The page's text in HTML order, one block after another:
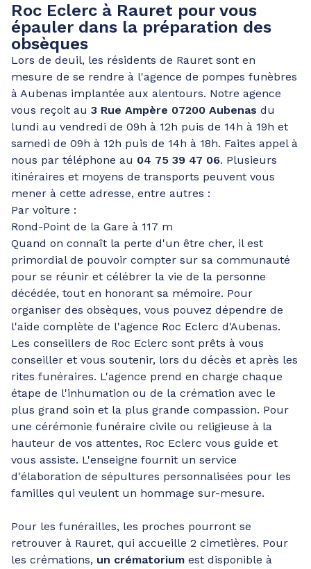
Roc Eclerc à Rauret pour vous
épauler dans la préparation des
obsèques
Lors de deuil, les résidents de Rauret sont en
mesure de se rendre à l'agence de pompes funèbres
à Aubenas implantée aux alentours. Notre agence
vous reçoit au 3 Rue Ampère 07200 Aubenas du
lundi au vendredi de 09h à 12h puis de 14h à 19h et
samedi de 09h à 12h puis de 14h à 18h. Faites appel à
nous par téléphone au 04 75 39 47 06. Plusieurs
itinéraires et moyens de transports peuvent vous
mener à cette adresse, entre autres :
Par voiture :
Rond-Point de la Gare à 117 m
Quand on connaît la perte d'un être cher, il est
primordial de pouvoir compter sur sa communauté
pour se réunir et célébrer la vie de la personne
décédée, tout en honorant sa mémoire. Pour
organiser des obsèques, vous pouvez dépendre de
l'aide complète de l'agence Roc Eclerc d'Aubenas.
Les conseillers de Roc Eclerc sont prêts à vous
conseiller et vous soutenir, lors du décès et après les
rites funéraires. L'agence prend en charge chaque
étape de l'inhumation ou de la crémation avec le
plus grand soin et la plus grande compassion. Pour
une cérémonie funéraire civile ou religieuse à la
hauteur de vos attentes, Roc Eclerc vous guide et
vous assiste. L'enseigne fournit un service
d'élaboration de sépultures personnalisées pour les
familles qui veulent un hommage sur-mesure.
Pour les funérailles, les proches pourront se
retrouver à Rauret, qui accueille 2 cimetières. Pour
les crémations, un crématorium est disponible à